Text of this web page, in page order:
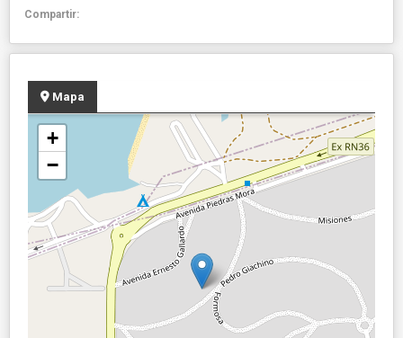
Compartir:
Mapa
+
−